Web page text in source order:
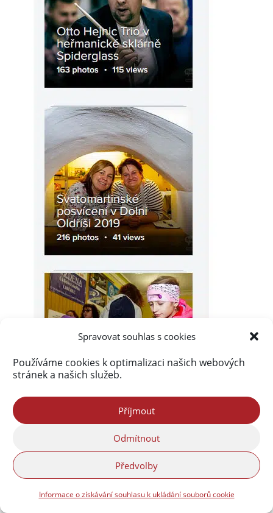
Spravovat souhlas s cookies
Používáme cookies k optimalizaci našich webových
stránek a našich služeb.
Příjmout
Odmítnout
Předvolby
Informace o získávání souhlasu k ukládání souborů cookie